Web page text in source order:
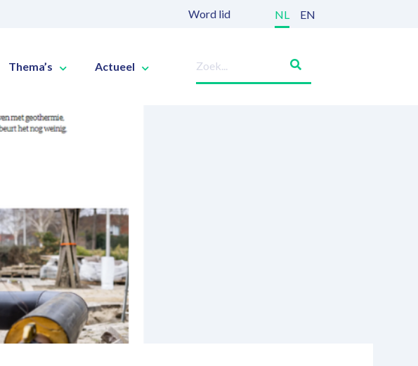
Word lid NL EN
Thema’s Actueel